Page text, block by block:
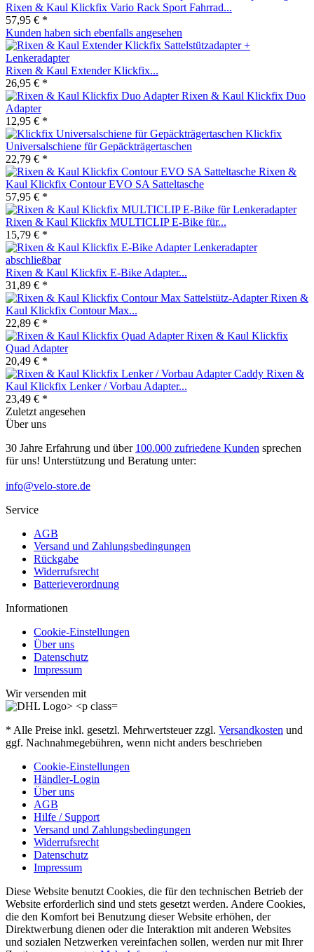
Rixen & Kaul Klickfix Vario Rack Sport Fahrrad...
57,95 € *
Kunden haben sich ebenfalls angesehen
Rixen & Kaul Extender Klickfix...
26,95 € *
Rixen & Kaul Klickfix Duo
Adapter
12,95 € *
Klickfix
Universalschiene für Gepäckträgertaschen
22,79 € *
Rixen &
Kaul Klickfix Contour EVO SA Satteltasche
57,95 € *
Rixen & Kaul Klickfix MULTICLIP E-Bike für...
15,79 € *
Rixen & Kaul Klickfix E-Bike Adapter...
31,89 € *
Rixen &
Kaul Klickfix Contour Max...
22,89 € *
Rixen & Kaul Klickfix
Quad Adapter
20,49 € *
Rixen &
Kaul Klickfix Lenker / Vorbau Adapter...
23,49 € *
Zuletzt angesehen
Über uns
30 Jahre Erfahrung und über 100.000 zufriedene Kunden sprechen
für uns! Unterstützung und Beratung unter:
info@velo-store.de
Service
AGB
Versand und Zahlungsbedingungen
Rückgabe
Widerrufsrecht
Batterieverordnung
Informationen
Cookie-Einstellungen
Über uns
Datenschutz
Impressum
Wir versenden mit
* Alle Preise inkl. gesetzl. Mehrwertsteuer zzgl. Versandkosten und
ggf. Nachnahmegebühren, wenn nicht anders beschrieben
Cookie-Einstellungen
Händler-Login
Über uns
AGB
Hilfe / Support
Versand und Zahlungsbedingungen
Widerrufsrecht
Datenschutz
Impressum
Diese Website benutzt Cookies, die für den technischen Betrieb der
Website erforderlich sind und stets gesetzt werden. Andere Cookies,
die den Komfort bei Benutzung dieser Website erhöhen, der
Direktwerbung dienen oder die Interaktion mit anderen Websites
und sozialen Netzwerken vereinfachen sollen, werden nur mit Ihrer